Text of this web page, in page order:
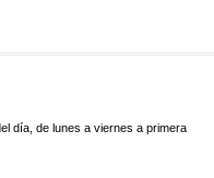
día, de lunes a viernes a primera